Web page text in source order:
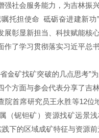
强社会服务能力，为吉林振
嘱托担使命 砥砺奋进建新
展彰显新担当、科技赋能核
作了学习贯彻落实习近平总
金矿找矿突破的几点思考”
个方面与参会代表分享了吉
院首席研究员王永胜等12位
（铌钽矿）资源找矿远景
践下的区域成矿特征与资源